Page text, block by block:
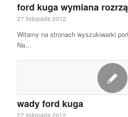
ford kuga wymiana
27 listopada 2012
Witamy na stronach wyszukiwarki
Na…
wady ford kuga
27 listopada 2012